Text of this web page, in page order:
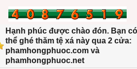
Hạnh phúc được chào đón. Bạn có
thể ghé thăm tệ xá này qua 2 cửa:
phamhongphuoc.com và
phamhongphuoc.net